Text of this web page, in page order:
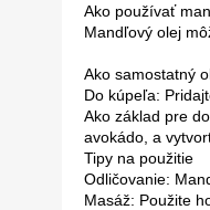
Ako používať
Mandľový olej
Ako samostatný
Do kúpeľa:
Ako základ pre
avokádo, a
Tipy na použitie
Odličovanie:
Masáž: Použite